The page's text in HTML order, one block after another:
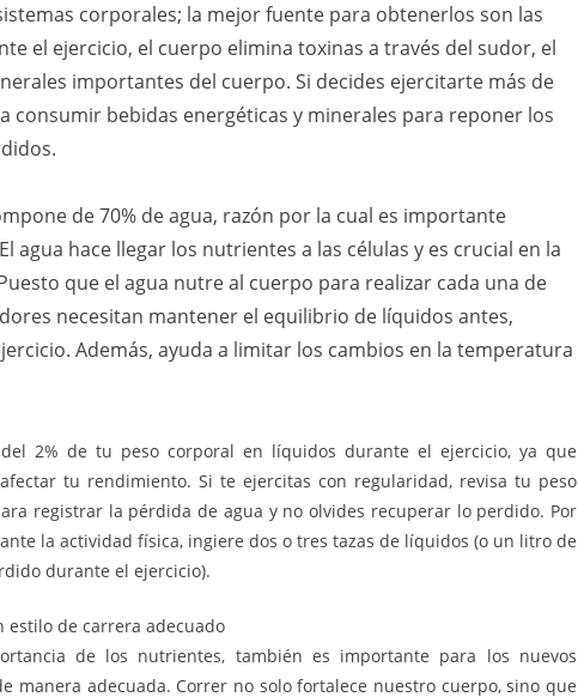
corporales; la mejor fuente para obtenerlos son las
el ejercicio, el cuerpo elimina toxinas a través del sudor, el
importantes del cuerpo. Si decides ejercitarte más de
consumir bebidas energéticas y minerales para reponer los
de 70% de agua, razón por la cual es importante
agua hace llegar los nutrientes a las células y es crucial en la
que el agua nutre al cuerpo para realizar cada una de
necesitan mantener el equilibrio de líquidos antes,
Además, ayuda a limitar los cambios en la temperatura
2% de tu peso corporal en líquidos durante el ejercicio, ya que
tu rendimiento. Si te ejercitas con regularidad, revisa tu peso
registrar la pérdida de agua y no olvides recuperar lo perdido. Por
la actividad física, ingiere dos o tres tazas de líquidos (o un litro de
durante el ejercicio).
estilo de carrera adecuado
de los nutrientes, también es importante para los nuevos
manera adecuada. Correr no solo fortalece nuestro cuerpo, sino que